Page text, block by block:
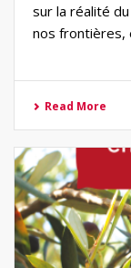
sur la réalité
nos frontières,
Read More